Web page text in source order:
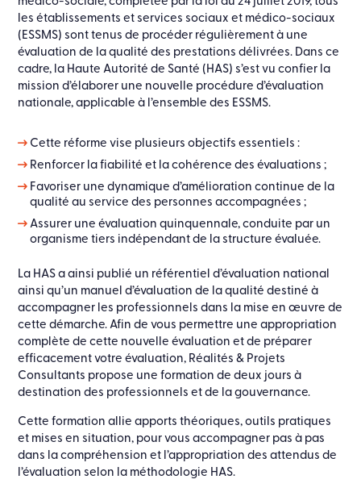
les établissements et services sociaux et médico-sociaux
(ESSMS) sont tenus de procéder régulièrement à une
évaluation de la qualité des prestations délivrées. Dans ce
cadre, la Haute Autorité de Santé (HAS) s’est vu confier la
mission d’élaborer une nouvelle procédure d’évaluation
nationale, applicable à l’ensemble des ESSMS.
Cette réforme vise plusieurs objectifs essentiels :
Renforcer la fiabilité et la cohérence des évaluations ;
Favoriser une dynamique d’amélioration continue de la
qualité au service des personnes accompagnées ;
Assurer une évaluation quinquennale, conduite par un
organisme tiers indépendant de la structure évaluée.
La HAS a ainsi publié un référentiel d’évaluation national
ainsi qu’un manuel d’évaluation de la qualité destiné à
accompagner les professionnels dans la mise en œuvre de
cette démarche. Afin de vous permettre une appropriation
complète de cette nouvelle évaluation et de préparer
efficacement votre évaluation, Réalités & Projets
Consultants propose une formation de deux jours à
destination des professionnels et de la gouvernance.
Cette formation allie apports théoriques, outils pratiques
et mises en situation, pour vous accompagner pas à pas
dans la compréhension et l’appropriation des attendus de
l’évaluation selon la méthodologie HAS.